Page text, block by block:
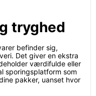
tryghed
befinder sig,
Det giver en ekstra
værdifulde eller
sporingsplatform som
pakker, uanset hvor